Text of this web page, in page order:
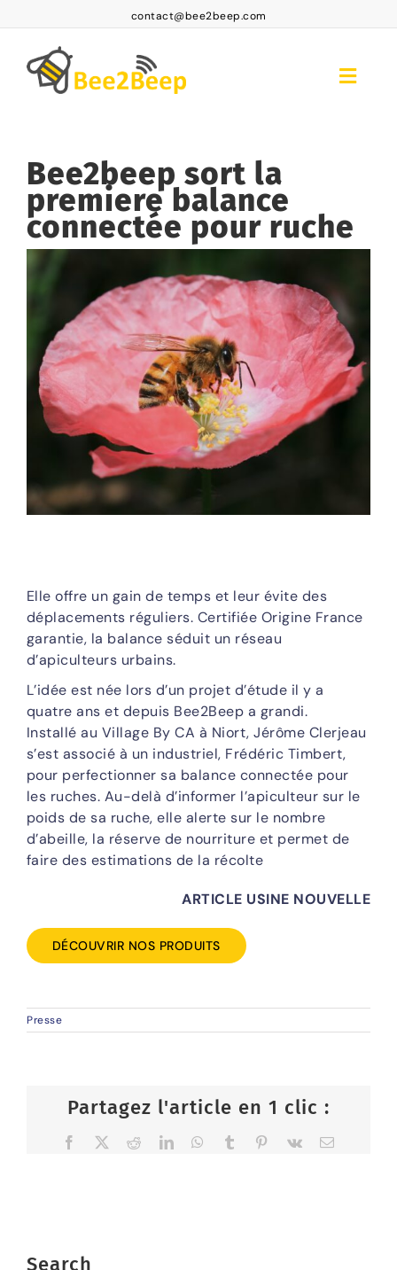
contact@bee2beep.com
Toggle
Accès abonnés
Abonnements
Produits
Contact
FR
Bee2beep sort la
premiere balance
connectée pour ruche
Elle offre un gain de temps et leur évite des
déplacements réguliers. Certifiée Origine France
garantie, la balance séduit un réseau
d’apiculteurs urbains.
L’idée est née lors d’un projet d’étude il y a
quatre ans et depuis Bee2Beep a grandi.
Installé au Village By CA à Niort, Jérôme Clerjeau
s’est associé à un industriel, Frédéric Timbert,
pour perfectionner sa balance connectée pour
les ruches. Au-delà d’informer l’apiculteur sur le
poids de sa ruche, elle alerte sur le nombre
d’abeille, la réserve de nourriture et permet de
faire des estimations de la récolte
ARTICLE USINE NOUVELLE
DÉCOUVRIR NOS PRODUITS
Presse
Partagez l'article en 1 clic :
Facebook RedditLinkedInWhatsApp
Tumblr Pinterest
Vk Email
Search